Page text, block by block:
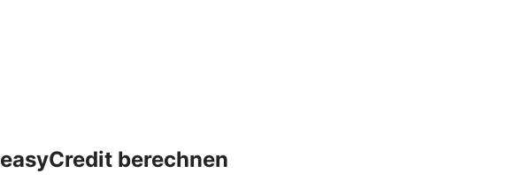
easyCredit berechnen